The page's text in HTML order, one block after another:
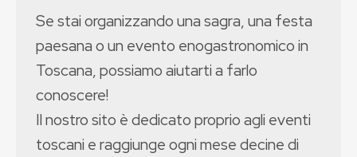
Se stai organizzando una sagra, una festa
paesana o un evento enogastronomico in
Toscana, possiamo aiutarti a farlo
conoscere!
Il nostro sito è dedicato proprio agli eventi
toscani e raggiunge ogni mese decine di